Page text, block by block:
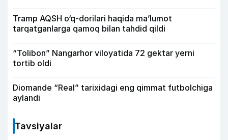
Tramp AQSH o‘q-dorilari haqida ma’lumot
tarqatganlarga qamoq bilan tahdid qildi
“Tolibon” Nangarhor viloyatida 72 gektar yerni
tortib oldi
Diomande “Real” tarixidagi eng qimmat futbolchiga
aylandi
Tavsiyalar